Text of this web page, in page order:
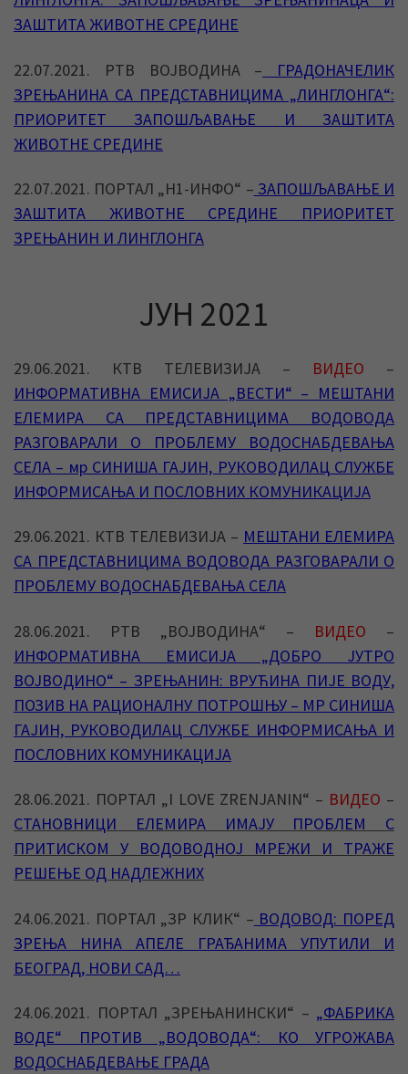
ЗАШТИТА ЖИВОТНЕ СРЕДИНЕ
22.07.2021. РТВ ВОЈВОДИНА – ГРАДОНАЧЕЛИК
ЗРЕЊАНИНА СА ПРЕДСТАВНИЦИМА „ЛИНГЛОНГА“:
ПРИОРИТЕТ ЗАПОШЉАВАЊЕ И ЗАШТИТА
ЖИВОТНЕ СРЕДИНЕ
22.07.2021. ПОРТАЛ „Н1-ИНФО“ – ЗАПОШЉАВАЊЕ И
ЗАШТИТА ЖИВОТНЕ СРЕДИНЕ ПРИОРИТЕТ
ЗРЕЊАНИН И ЛИНГЛОНГА
ЈУН 2021
29.06.2021. КТВ ТЕЛЕВИЗИЈА – ВИДЕО –
ИНФОРМАТИВНА ЕМИСИЈА „ВЕСТИ“ – МЕШТАНИ
ЕЛЕМИРА СА ПРЕДСТАВНИЦИМА ВОДОВОДА
РАЗГОВАРАЛИ О ПРОБЛЕМУ ВОДОСНАБДЕВАЊА
СЕЛА – мр СИНИША ГАЈИН, РУКОВОДИЛАЦ СЛУЖБЕ
ИНФОРМИСАЊА И ПОСЛОВНИХ КОМУНИКАЦИЈА
29.06.2021. КТВ ТЕЛЕВИЗИЈА – МЕШТАНИ ЕЛЕМИРА
СА ПРЕДСТАВНИЦИМА ВОДОВОДА РАЗГОВАРАЛИ О
ПРОБЛЕМУ ВОДОСНАБДЕВАЊА СЕЛА
28.06.2021. РТВ „ВОЈВОДИНА“ – ВИДЕО –
ИНФОРМАТИВНА ЕМИСИЈА „ДОБРО ЈУТРО
ВОЈВОДИНО“ – ЗРЕЊАНИН: ВРУЋИНА ПИЈЕ ВОДУ,
ПОЗИВ НА РАЦИОНАЛНУ ПОТРОШЊУ – МР СИНИША
ГАЈИН, РУКОВОДИЛАЦ СЛУЖБЕ ИНФОРМИСАЊА И
ПОСЛОВНИХ КОМУНИКАЦИЈА
28.06.2021. ПОРТАЛ „I LOVE ZRENJANIN“ – ВИДЕО –
СТАНОВНИЦИ ЕЛЕМИРА ИМАЈУ ПРОБЛЕМ С
ПРИТИСКОМ У ВОДОВОДНОЈ МРЕЖИ И ТРАЖЕ
РЕШЕЊЕ ОД НАДЛЕЖНИХ
24.06.2021. ПОРТАЛ „ЗР КЛИК“ – ВОДОВОД: ПОРЕД
ЗРЕЊА НИНА АПЕЛЕ ГРАЂАНИМА УПУТИЛИ И
БЕОГРАД, НОВИ САД…
24.06.2021. ПОРТАЛ „ЗРЕЊАНИНСКИ“ – „ФАБРИКА
ВОДЕ“ ПРОТИВ „ВОДОВОДА“: КО УГРОЖАВА
ВОДОСНАБДЕВАЊЕ ГРАДА